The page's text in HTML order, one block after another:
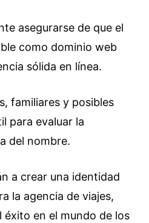
asegurarse de que el
como dominio web
sólida en línea.
familiares y posibles
para evaluar la
del nombre.
a crear una identidad
la agencia de viajes,
éxito en el mundo de los